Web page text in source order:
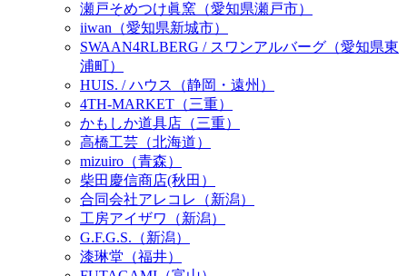
瀬戸そめつけ眞窯（愛知県瀬戸市）
iiwan（愛知県新城市）
SWAAN4RLBERG / スワンアルバーグ（愛知県東
浦町）
HUIS. / ハウス（静岡・遠州）
4TH-MARKET（三重）
かもしか道具店（三重）
高橋工芸（北海道）
mizuiro（青森）
柴田慶信商店(秋田）
合同会社アレコレ（新潟）
工房アイザワ（新潟）
G.F.G.S.（新潟）
漆琳堂（福井）